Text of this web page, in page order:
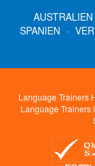
SPANIEN ·
Language Trainers
Language Trainers